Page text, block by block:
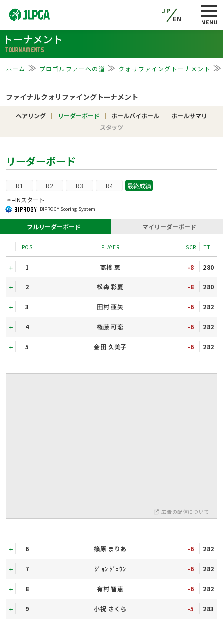
JP
EN
トーナメント
TOURNAMENTS
ホーム プロゴルファーへの道 クォリファイングトーナメント
ファイナルクォリファイングトーナメント
ペアリング リーダーボード ホールバイホール
ホールサマリ
スタッツ
リーダーボード
R1 R2 R3 R4 最終成績
BIPROGY Scoring System
＊=INスタート
フルリーダーボード マイリーダーボード
POS PLAYER SCR TTL
1 髙橋 恵 -8 280
2 松森 彩夏 -8 280
3 田村 亜矢 -6 282
4 権藤 可恋 -6 282
5 金田 久美子 -6 282
広告の配信について
6 篠原 まりあ -6 282
7 ｼﾞｮﾝ ｼﾞｪｳﾝ -6 282
8 有村 智恵 -6 282
9 小祝 さくら -5 283